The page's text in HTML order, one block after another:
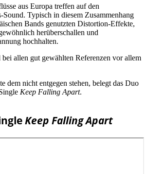
aus Europa treffen auf den
Sound. Typisch in diesem Zusammenhang
Bands genutzten Distortion-Effekte,
herüberschallen und
hochhalten.
allen gut gewählten Referenzen vor allem
dem nicht entgegen stehen, belegt das Duo
Keep Falling Apart.
Keep Falling Apart